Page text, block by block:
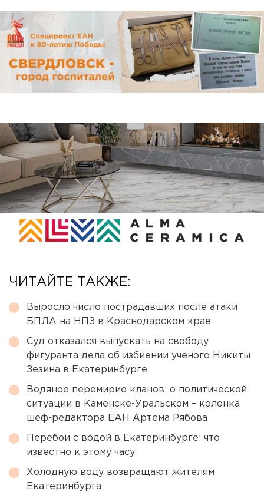
ЧИТАЙТЕ ТАКЖЕ:
Выросло число пострадавших после атаки
БПЛА на НПЗ в Краснодарском крае
Суд отказался выпускать на свободу
фигуранта дела об избиении ученого Никиты
Зезина в Екатеринбурге
Водяное перемирие кланов: о политической
ситуации в Каменске-Уральском – колонка
шеф-редактора ЕАН Артема Рябова
Перебои с водой в Екатеринбурге: что
известно к этому часу
Холодную воду возвращают жителям
Екатеринбурга